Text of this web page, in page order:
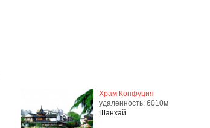
Храм Конфуция
удаленность: 6010м
Шанхай